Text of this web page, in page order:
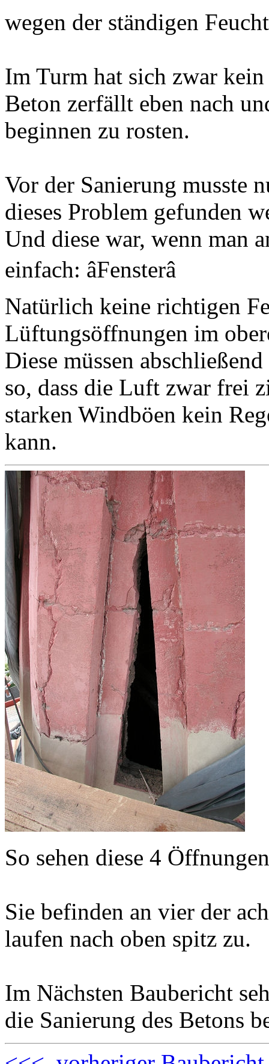
wegen der ständigen
Im Turm hat sich zwar
Beton zerfällt eben nach
beginnen zu rosten.
Vor der Sanierung musste
dieses Problem gefunden
Und diese war, wenn man
einfach: âFensterâ
Natürlich keine richtigen
Lüftungsöffnungen im
Diese müssen
so, dass die Luft zwar frei
starken Windböen kein
kann.
So sehen diese 4
Sie befinden an vier der
laufen nach oben spitz zu.
Im Nächsten Baubericht
die Sanierung des Betons